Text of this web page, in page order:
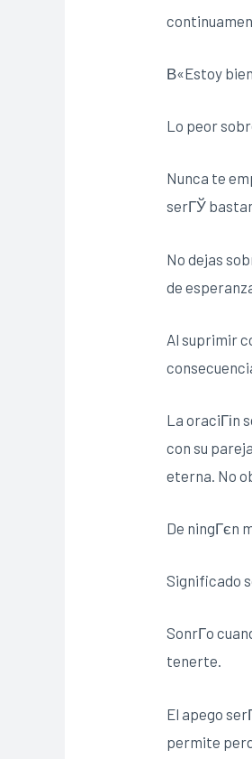
В«Estoy
Lo peor
Nunca te
serГЎ
No dejas
de
Al suprimir
La oraciГіn
con su
eterna. No
De ningГєn
Significado
SonrГ­o
tenerte.
El apego
permite